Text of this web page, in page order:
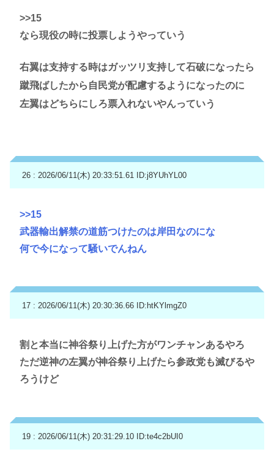
>>15
なら現役の時に投票しようやっていう
右翼は支持する時はガッツリ支持して石破になったら
蹴飛ばしたから自民党が配慮するようになったのに
左翼はどちらにしろ票入れないやんっていう
26 : 2026/06/11(木) 20:33:51.61 ID:j8YUhYL00
>>15
武器輸出解禁の道筋つけたのは岸田なのにな
何で今になって騒いでんねん
17 : 2026/06/11(木) 20:30:36.66 ID:htKYlmgZ0
割と本当に神谷祭り上げた方がワンチャンあるやろ
ただ逆神の左翼が神谷祭り上げたら参政党も滅びるや
ろうけど
19 : 2026/06/11(木) 20:31:29.10 ID:te4c2bUI0